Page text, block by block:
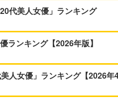
代美人女優」ランキング
ランキング【2026年版】
人女優」ランキング【2026年